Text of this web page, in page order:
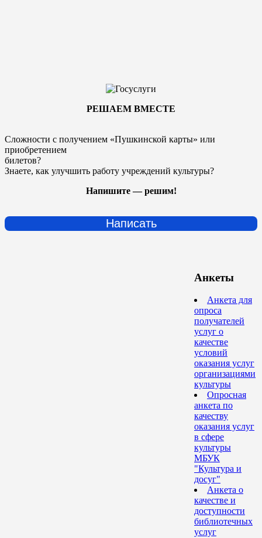
РЕШАЕМ ВМЕСТЕ
Сложности с получением «Пушкинской карты» или
приобретением
билетов?
Знаете, как улучшить работу учреждений культуры?
Напишите — решим!
Написать
Анкеты
Анкета для
опроса
получателей
услуг о
качестве
условий
оказания услуг
организациями
культуры
Опросная
анкета по
качеству
оказания услуг
в сфере
культуры
МБУК
"Культура и
досуг"
Анкета о
качестве и
доступности
библиотечных
услуг